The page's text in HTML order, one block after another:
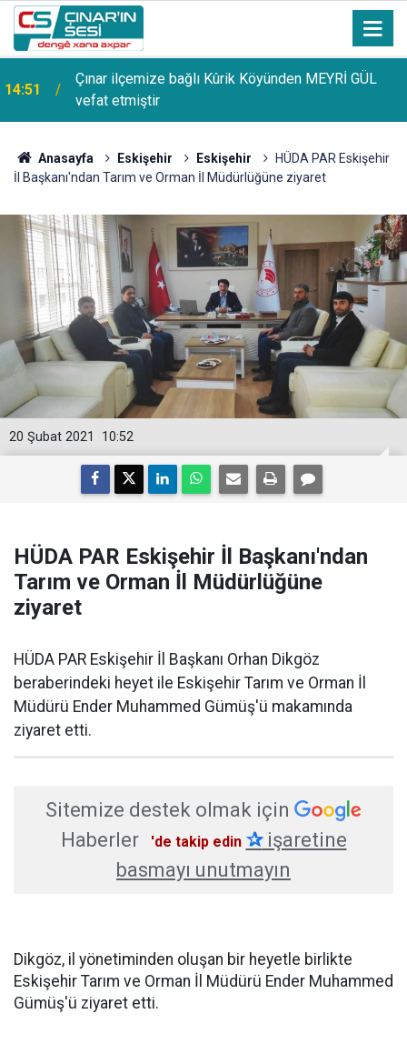
14:44
Uzmanından güneşten korunma uyarısı: Güneş
lekelerinin yanı sıra bazı cilt kanserlerine de yol
açabilir
Anasayfa Eskişehir Eskişehir
HÜDA PAR Eskişehir
İl Başkanı'ndan Tarım ve Orman İl Müdürlüğüne ziyaret
10:52
20 Şubat 2021
HÜDA PAR Eskişehir İl Başkanı'ndan
Tarım ve Orman İl Müdürlüğüne
ziyaret
HÜDA PAR Eskişehir İl Başkanı Orhan Dikgöz
beraberindeki heyet ile Eskişehir Tarım ve Orman İl
Müdürü Ender Muhammed Gümüş'ü makamında
ziyaret etti.
Sitemize destek olmak için
Haberler
'de takip edin ✰işaretine
basmayı unutmayın
Dikgöz, il yönetiminden oluşan bir heyetle birlikte
Eskişehir Tarım ve Orman İl Müdürü Ender Muhammed
Gümüş'ü ziyaret etti.